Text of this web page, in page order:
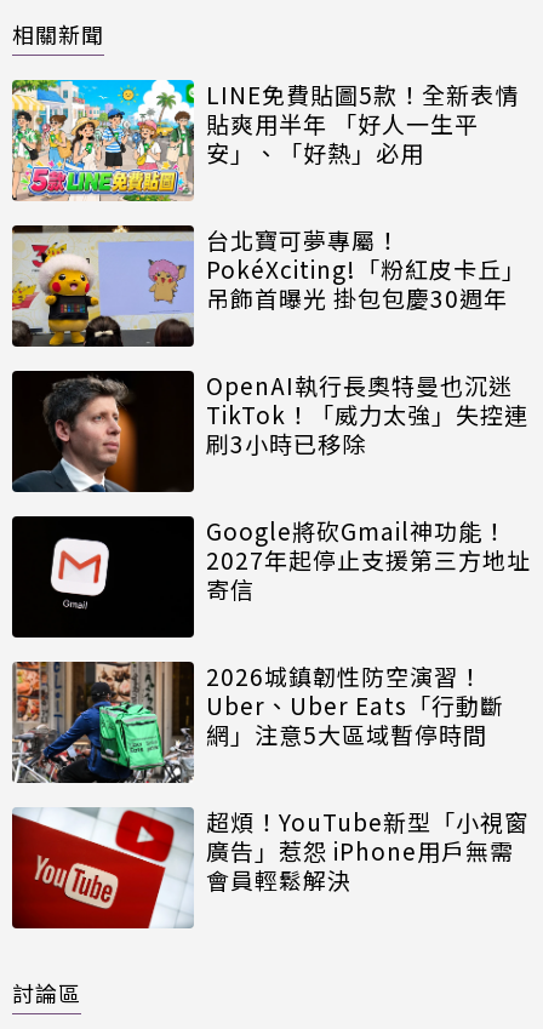
相關新聞
LINE免費貼圖5款！全新表情
貼爽用半年 「好人一生平
安」、「好熱」必用
台北寶可夢專屬！
PokéXciting!「粉紅皮卡丘」
吊飾首曝光 掛包包慶30週年
OpenAI執行長奧特曼也沉迷
TikTok！「威力太強」失控連
刷3小時已移除
Google將砍Gmail神功能！
2027年起停止支援第三方地址
寄信
2026城鎮韌性防空演習！
Uber、Uber Eats「行動斷
網」注意5大區域暫停時間
超煩！YouTube新型「小視窗
廣告」惹怨 iPhone用戶無需
會員輕鬆解決
討論區